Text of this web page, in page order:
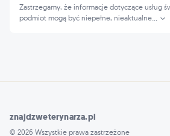
Zastrzegamy, że informacje dotyczące usług
podmiot mogą być niepełne, nieaktualne
znajdzweterynarza.pl
© 2026 Wszystkie prawa zastrzeżone